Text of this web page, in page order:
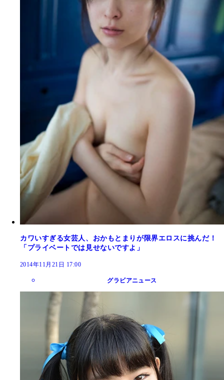
カワいすぎる女芸人、おかもとまりが限界エロスに挑んだ！
「プライベートでは見せないですよ」
2014年11月21日 17:00
グラビアニュース